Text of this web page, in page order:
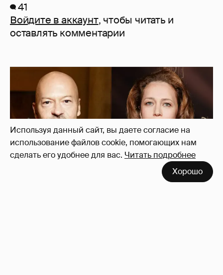
Используя данный сайт, вы даете согласие на
использование файлов cookie, помогающих нам
сделать его удобнее для вас. Читать подробнее
Хорошо
41
Войдите в аккаунт, чтобы читать и
оставлять комментарии